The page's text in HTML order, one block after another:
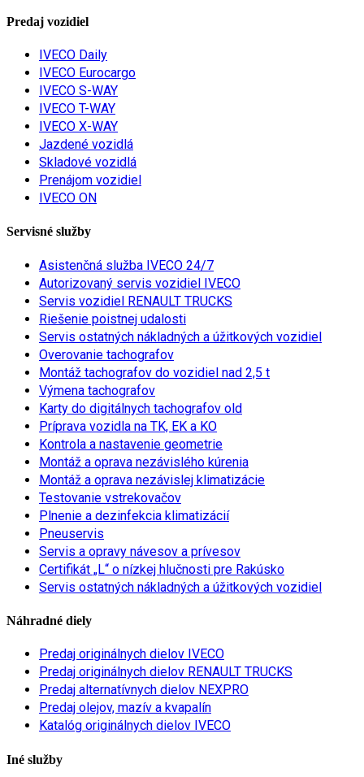
Predaj vozidiel
IVECO Daily
IVECO Eurocargo
IVECO S-WAY
IVECO T-WAY
IVECO X-WAY
Jazdené vozidlá
Skladové vozidlá
Prenájom vozidiel
IVECO ON
Servisné služby
Asistenčná služba IVECO 24/7
Autorizovaný servis vozidiel IVECO
Servis vozidiel RENAULT TRUCKS
Riešenie poistnej udalosti
Servis ostatných nákladných a úžitkových vozidiel
Overovanie tachografov
Montáž tachografov do vozidiel nad 2,5 t
Výmena tachografov
Karty do digitálnych tachografov old
Príprava vozidla na TK, EK a KO
Kontrola a nastavenie geometrie
Montáž a oprava nezávislého kúrenia
Montáž a oprava nezávislej klimatizácie
Testovanie vstrekovačov
Plnenie a dezinfekcia klimatizácií
Pneuservis
Servis a opravy návesov a prívesov
Certifikát „L“ o nízkej hlučnosti pre Rakúsko
Servis ostatných nákladných a úžitkových vozidiel
Náhradné diely
Predaj originálnych dielov IVECO
Predaj originálnych dielov RENAULT TRUCKS
Predaj alternatívnych dielov NEXPRO
Predaj olejov, mazív a kvapalín
Katalóg originálnych dielov IVECO
Iné služby